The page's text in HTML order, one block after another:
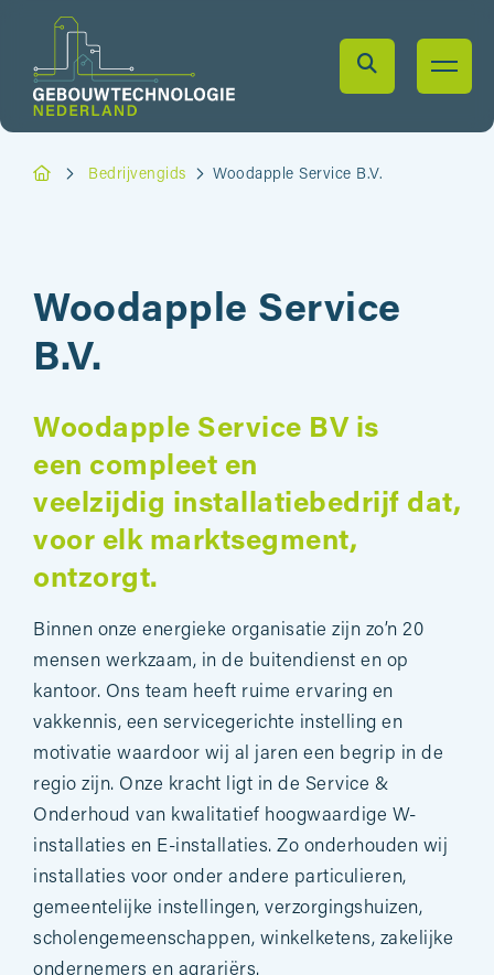
Bedrijvengids Woodapple Service B.V.
Woodapple Service
B.V.
Woodapple Service BV is
een compleet en
veelzijdig installatiebedrijf dat,
voor elk marktsegment,
ontzorgt.
Binnen onze energieke organisatie zijn zo’n 20
mensen werkzaam, in de buitendienst en op
kantoor. Ons team heeft ruime ervaring en
vakkennis, een servicegerichte instelling en
motivatie waardoor wij al jaren een begrip in de
regio zijn. Onze kracht ligt in de Service &
Onderhoud van kwalitatief hoogwaardige W-
installaties en E-installaties. Zo onderhouden wij
installaties voor onder andere particulieren,
gemeentelijke instellingen, verzorgingshuizen,
scholengemeenschappen, winkelketens, zakelijke
ondernemers en agrariërs.